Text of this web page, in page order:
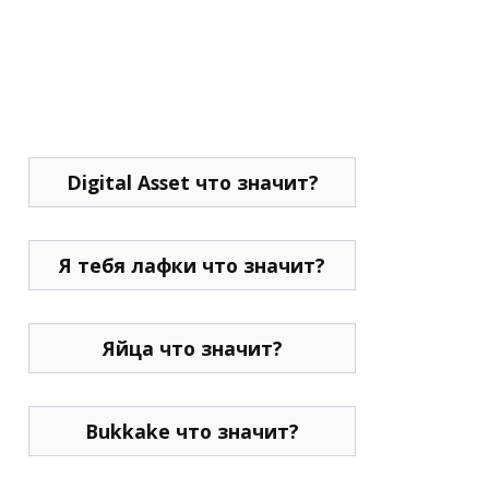
Digital Asset что значит?
Я тебя лафки что значит?
Яйца что значит?
Bukkake что значит?